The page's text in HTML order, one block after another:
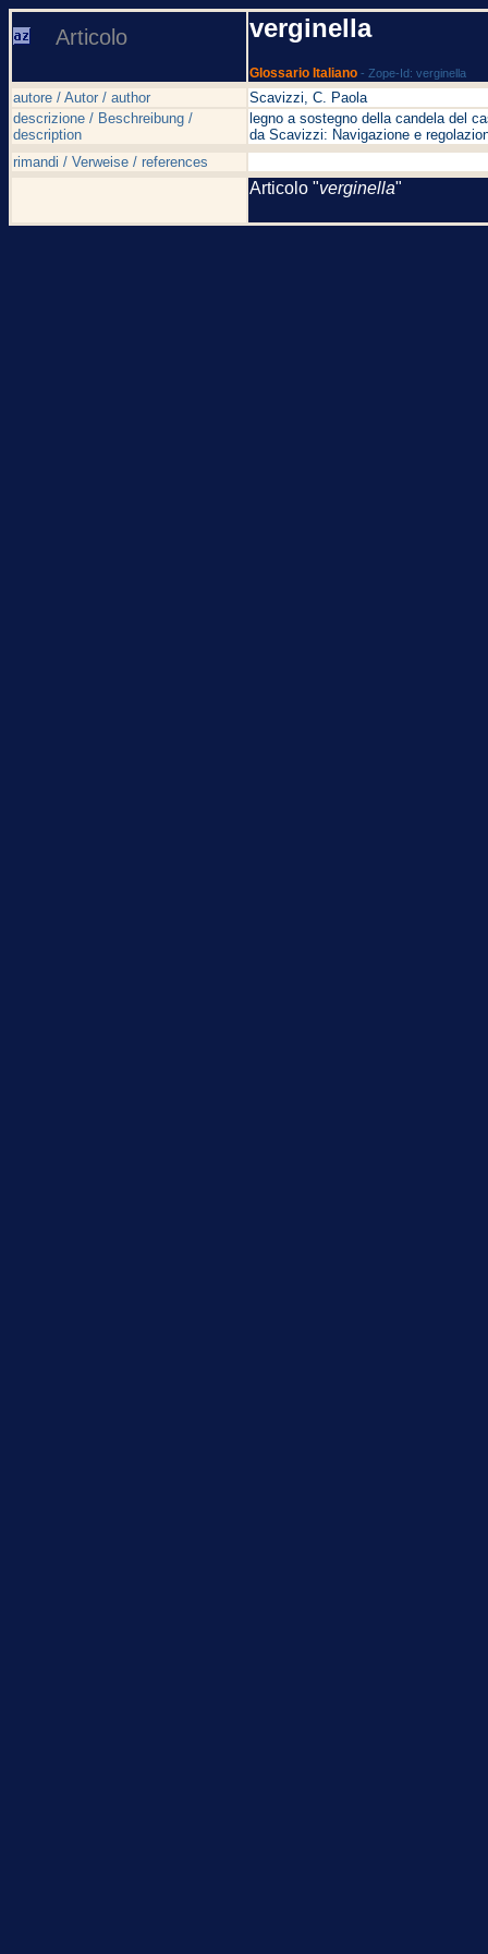
Articolo verginella
Glossario Italiano - Zope-Id: verginella
autore / Autor / author
Scavizzi, C. Paola
descrizione / Beschreibung /
description
legno a sostegno della candela del
da Scavizzi: Navigazione e
rimandi / Verweise / references
Articolo "verginella"